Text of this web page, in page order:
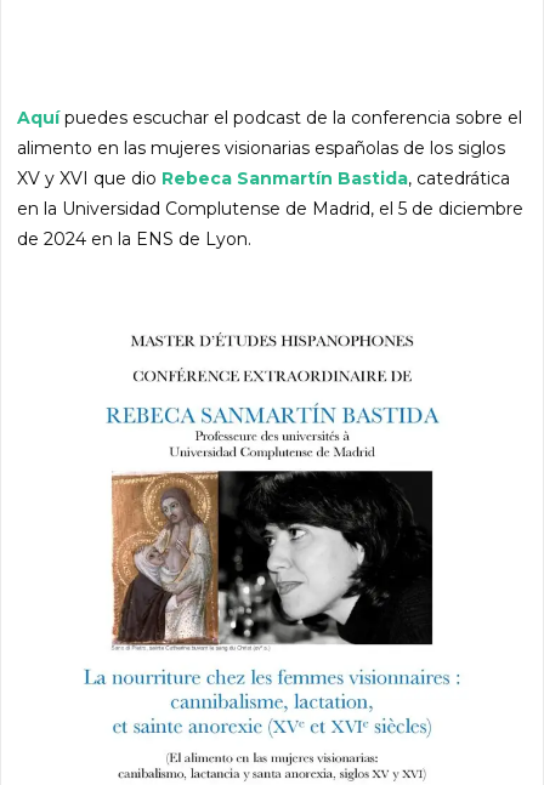
Aquípuedes escuchar el podcast de la conferencia sobre el
alimento en las mujeres visionarias españolas de los siglos
XV y XVI que dio Rebeca Sanmartín Bastida, catedrática
en la Universidad Complutense de Madrid, el 5 de diciembre
de 2024 en la ENS de Lyon.